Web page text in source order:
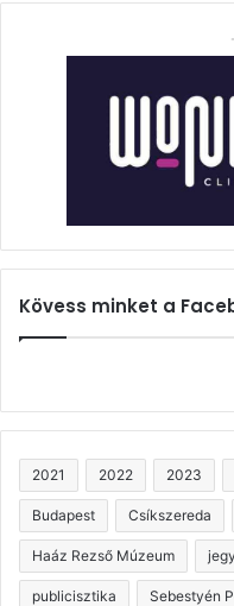
Kövess minket a
2021 2022 2023
Budapest Csíkszereda
Haáz Rezső Múzeum
publicisztika Sebestyén